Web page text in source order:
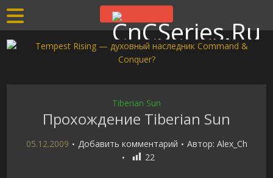
Tiberian Sun
Прохождение Tiberian Sun
05.12.2009 Добавить комментарий Автор: Alex_Ch
22